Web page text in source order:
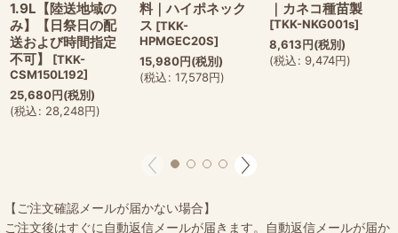
1.9L【陸送地域の
み】【日祭日の配
送および時間指定
不可】
[TKK-
CSM150L192]
25,680円(税別)
(税込: 28,248円)
料｜ハイポネック
ス [TKK-
HPMGEC20S]
15,980円(税別)
(税込: 17,578円)
｜カネコ種苗製
[TKK-NKG001s]
8,613円(税別)
(税込: 9,474円)
【ご注文確認メールが届かない場合】
ご注文後はすぐに自動返信メールが届きます。自動返信メールが届か